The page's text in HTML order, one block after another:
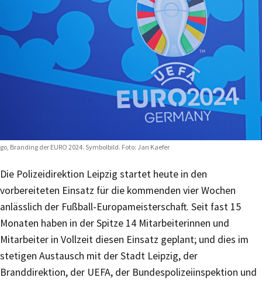
Branding der EURO 2024. Symbolbild. Foto: Jan Kaefer
Die Polizeidirektion Leipzig startet heute in den
vorbereiteten Einsatz für die kommenden vier Wochen
anlässlich der Fußball-Europameisterschaft. Seit fast 15
Monaten haben in der Spitze 14 Mitarbeiterinnen und
Mitarbeiter in Vollzeit diesen Einsatz geplant; und dies im
stetigen Austausch mit der Stadt Leipzig, der
Branddirektion, der UEFA, der Bundespolizeiinspektion und